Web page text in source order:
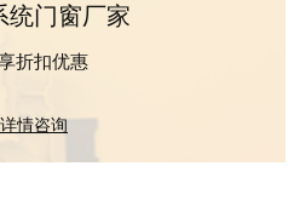
统门窗厂家
折扣优惠
详情咨询